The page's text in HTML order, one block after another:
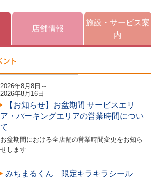
店舗情報
施設・サービス案
内
2026年8月8日～
2026年8月16日
【お知らせ】お盆期間 サービスエリ
ア・パーキングエリアの営業時間につい
て
お盆期間における全店舗の営業時間変更をお知ら
せします
みちまるくん 限定キラキラシール